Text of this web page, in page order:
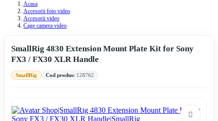
Acasa
Accesorii foto video
Accesorii video
Cage camera video
SmallRig 4830 Extension Mount Plate Kit for Sony
FX3 / FX30 XLR Handle
SmallRig Cod produs: 128762